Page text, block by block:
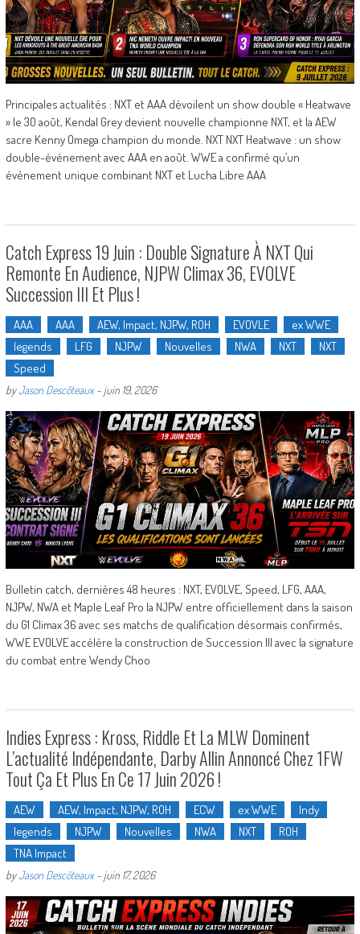
Principales actualités : NXT et AAA dévoilent un show double « Heatwave
» le 30 août, Kendal Grey devient nouvelle championne NXT, et la AEW
sacre Kenny Omega champion du monde. NXT NXT Heatwave : un show
double-événement avec AAA en août. WWE a confirmé qu’un
événement unique combinant NXT et Lucha Libre AAA
Catch Express 19 Juin : Double Signature À NXT Qui
Remonte En Audience, NJPW Climax 36, EVOLVE
Succession III Et Plus !
AAA AAA AEW, Impact, NJPW, ROH EVOVLE
ex WWE
legends
LFG NJPW Nouvelles NWA NXT
NXT
Speed
byJason Descôteaux- juin 19, 2026
Bulletin catch, dernières 48 heures : NXT, EVOLVE, Speed, LFG, AAA,
NJPW, NWA et Maple Leaf Pro la NJPW entre officiellement dans la saison
du G1 Climax 36 avec ses matchs de qualification désormais confirmés,
WWE EVOLVE accélère la construction de Succession III avec la signature
du combat entre Wendy Choo
Indies Express : Kross, Riddle Et La MLW Dominent
L’actualité Indépendante, Darby Allin Annoncé Chez 1FW
Tout Ça Et Plus En Ce 17 Juin 2026 !
AEW AEW, Impact, NJPW, ROH ECW ex WWE
Indy
legends
NJPW Nouvelles NWA NXT
ROH
TNA Impact
byJason Descôteaux- juin 17, 2026